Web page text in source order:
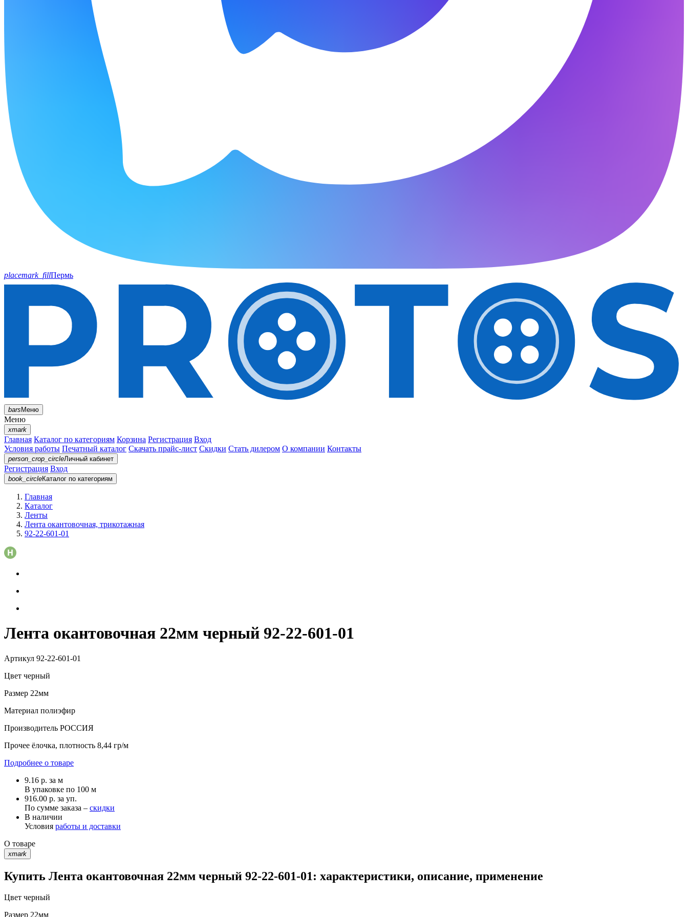
placemark_fillПермь
barsМеню
Меню
xmark
Главная Каталог по категориям Корзина Регистрация Вход
Условия работы Печатный каталог Скачать прайс-лист Скидки Стать дилером О компании Контакты
person_crop_circleЛичный кабинет
Регистрация Вход
book_circleКаталог по категориям
Главная
Каталог
Ленты
Лента окантовочная, трикотажная
92-22-601-01
Лента окантовочная 22мм черный 92-22-601-01
Артикул 92-22-601-01
Цвет черный
Размер 22мм
Материал полиэфир
Производитель РОССИЯ
Прочее ёлочка, плотность 8,44 гр/м
Подробнее о товаре
9.16 р. за м
В упаковке по 100 м
916.00 р. за уп.
По сумме заказа – скидки
В наличии
Условия работы и доставки
О товаре
xmark
Купить Лента окантовочная 22мм черный 92-22-601-01: характеристики, описание, применение
Цвет черный
Размер 22мм